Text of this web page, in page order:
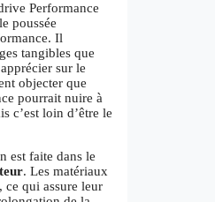
Performance
poussée
Il
tangibles que
sur le
objecter que
pourrait nuire à
c’est loin d’être le
est faite dans le
. Les matériaux
ce qui assure leur